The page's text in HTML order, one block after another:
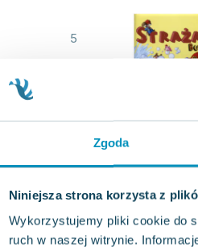
Zgoda
Niniejsza strona korzysta z
Wykorzystujemy pliki cookie do
ruch w naszej witrynie.
5